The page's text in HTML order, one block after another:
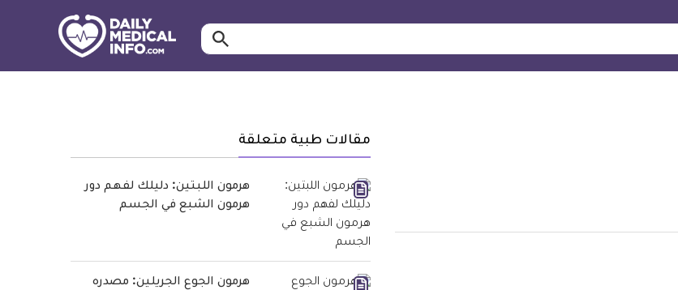
ابحث…
مقالات طبية متعلقة
هرمون اللبتين: دليلك لفهم دور
هرمون الشبع في الجسم
هرمون الجوع الجريلين: مصدره